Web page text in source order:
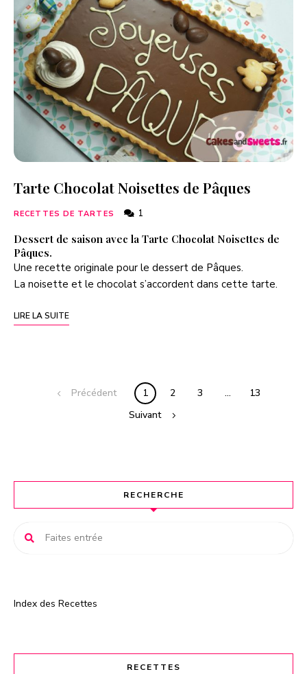
Tarte Chocolat Noisettes de Pâques
RECETTES DE TARTES 1
Dessert de saison avec la Tarte Chocolat Noisettes de
Pâques.
Une recette originale pour le dessert de Pâques.
La noisette et le chocolat s’accordent dans cette tarte.
LIRE LA SUITE
Précédent 1 2 3 …
13
Suivant
RECHERCHE
Index des Recettes
RECETTES